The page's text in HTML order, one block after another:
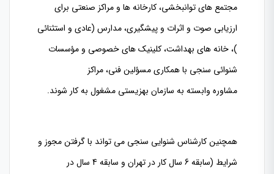
مجتمع های توانبخشی، کارخانه ها و مراکز صنعتی برای
ارزیابی صوت و اثرات و پیشگیری، مدارس (عادی و استثنائی
)، خانه های بهداشت، کلینیک های خصوصی و مؤسسات
شنوائی سنجی با همکاری مسؤلین فنی، مراکز
مشاوره وابسته به سازمان بهزیستی مشغول به کار شوند.
همچنین کارشناس شنوایی سنجی می تواند با گرفتن مجوز و
شرایط (سابقه 6 سال کار در تهران و سابقه 4 سال در